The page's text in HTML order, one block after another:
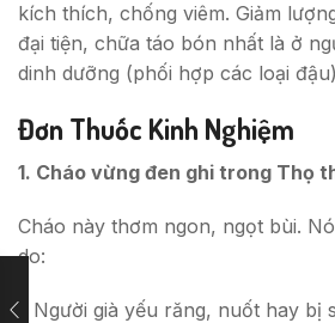
kích thích, chống viêm. Giảm
đại tiện, chữa táo bón nhất là ở
dinh dưỡng (phối hợp các loại
Đơn Thuốc Kinh Nghiệm
1. Cháo vừng đen ghi trong Thọ
Cháo này thơm ngon, ngọt bùi.
do:
– Người già yếu răng, nuốt hay bị